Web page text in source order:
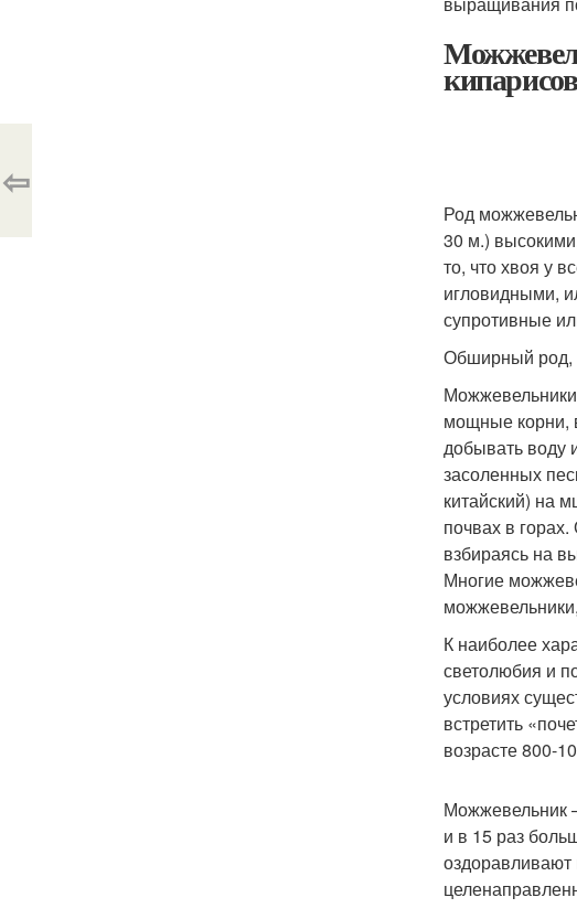
Род
30 м.)
то, что хвоя у
игловидными,
супротивные
Обширный род,
мощные корни,
добывать воду
засоленных
китайский) на
почвах в
взбираясь на
Многие
К наиболее
светолюбия и
условиях
встретить
возрасте 800-
Можжевельник
и в 15 раз
⇦